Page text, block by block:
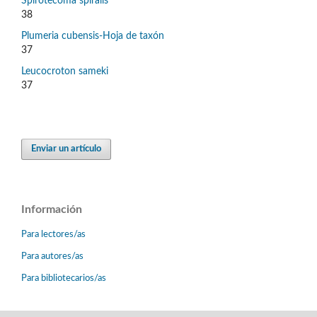
38
Plumeria cubensis-Hoja de taxón
37
Leucocroton sameki
37
Enviar un artículo
Información
Para lectores/as
Para autores/as
Para bibliotecarios/as